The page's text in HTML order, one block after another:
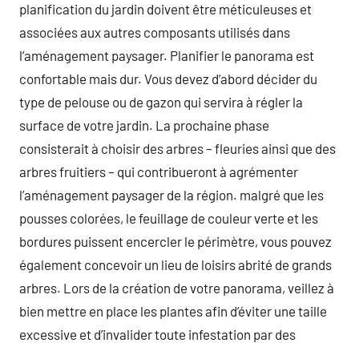
planification du jardin doivent être méticuleuses et
associées aux autres composants utilisés dans
l’aménagement paysager. Planifier le panorama est
confortable mais dur. Vous devez d’abord décider du
type de pelouse ou de gazon qui servira à régler la
surface de votre jardin. La prochaine phase
consisterait à choisir des arbres – fleuries ainsi que des
arbres fruitiers – qui contribueront à agrémenter
l’aménagement paysager de la région. malgré que les
pousses colorées, le feuillage de couleur verte et les
bordures puissent encercler le périmètre, vous pouvez
également concevoir un lieu de loisirs abrité de grands
arbres. Lors de la création de votre panorama, veillez à
bien mettre en place les plantes afin d’éviter une taille
excessive et d’invalider toute infestation par des